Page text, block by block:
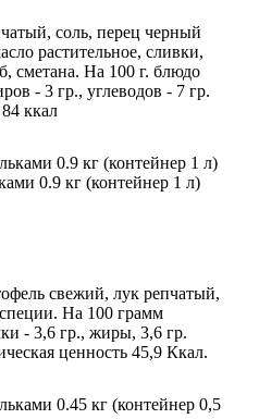
соль, перец черный
растительное, сливки,
сметана. На 100 г. блюдо
- 3 гр., углеводов - 7 гр.
ккал
0.9 кг (контейнер 1 л)
свежий, лук репчатый,
На 100 грамм
- 3,6 гр., жиры, 3,6 гр.
ценность 45,9 Ккал.